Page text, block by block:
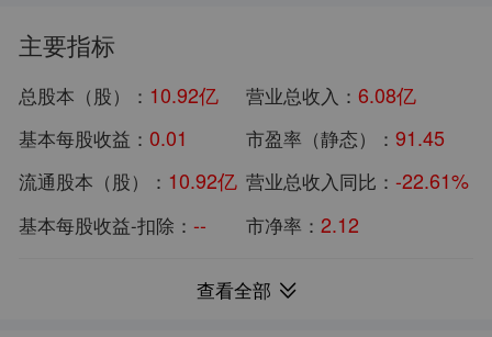
主要指标
总股本（股）： 10.92亿 营业总收入： 6.08亿
基本每股收益： 0.01 市盈率（静态）： 91.45
流通股本（股）： 10.92亿 营业总收入同比： -22.61%
基本每股收益-扣除： -- 市净率： 2.12
查看全部